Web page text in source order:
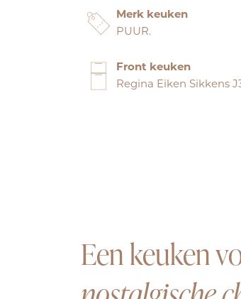
Merk keuken
PUUR.
Front keuken
Regina Eiken Sikkens
Een keuken